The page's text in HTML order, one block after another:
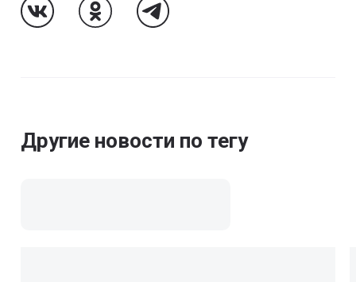
Другие новости по тегу